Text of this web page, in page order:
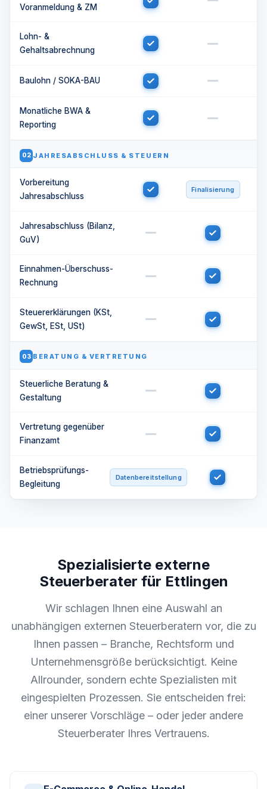
Voranmeldung & ZM
Lohn- &
Gehaltsabrechnung
Baulohn / SOKA-BAU
Monatliche BWA &
Reporting
02 JAHRESABSCHLUSS & STEUERN
Vorbereitung
Jahresabschluss
Finalisierung
Jahresabschluss (Bilanz,
GuV)
Einnahmen-Überschuss-
Rechnung
Steuererklärungen (KSt,
GewSt, ESt, USt)
03 BERATUNG & VERTRETUNG
Steuerliche Beratung &
Gestaltung
Vertretung gegenüber
Finanzamt
Betriebsprüfungs-
Begleitung
Datenbereitstellung
Spezialisierte externe
Steuerberater für Ettlingen
Wir schlagen Ihnen eine Auswahl an
unabhängigen externen Steuerberatern vor, die zu
Ihnen passen – Branche, Rechtsform und
Unternehmensgröße berücksichtigt. Keine
Allrounder, sondern echte Spezialisten mit
eingespielten Prozessen. Sie entscheiden frei:
einer unserer Vorschläge – oder jeder andere
Steuerberater Ihres Vertrauens.